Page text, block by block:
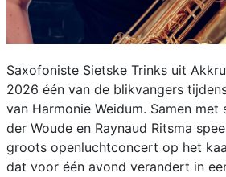
Saxofoniste Sietske Trinks uit
2026 één van de blikvangers
van Harmonie Weidum. Samen met
der Woude en Raynaud Ritsma
groots openluchtconcert op het
dat voor één avond verandert in